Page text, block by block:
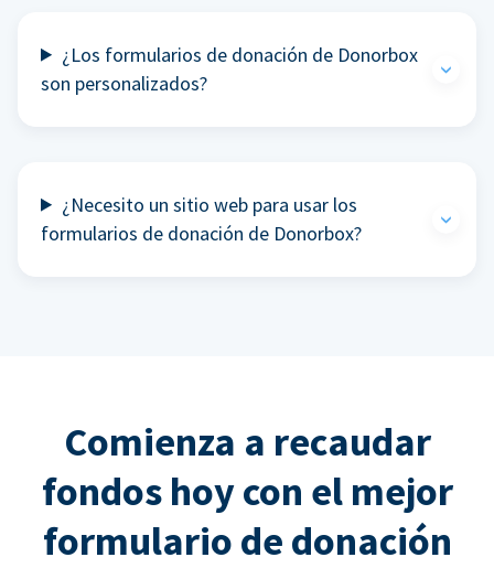
¿Los formularios de donación de Donorbox
son personalizados?
¿Necesito un sitio web para usar los
formularios de donación de Donorbox?
Comienza a recaudar
fondos hoy con el mejor
formulario de donación